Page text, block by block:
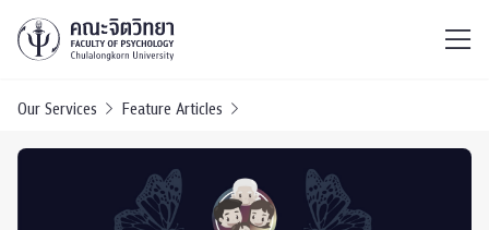
Our Services Feature Articles